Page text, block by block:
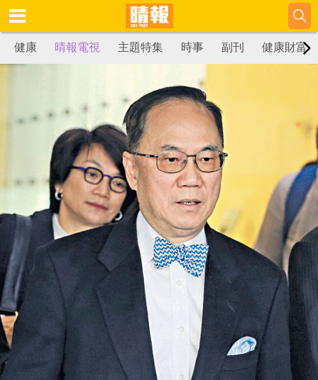
健康 晴報電視 主題特集 時事 副刊 健康財富